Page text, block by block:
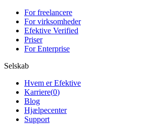
For freelancere
For virksomheder
Efektive Verified
Priser
For Enterprise
Selskab
Hvem er Efektive
Karriere(0)
Blog
Hjælpecenter
Support